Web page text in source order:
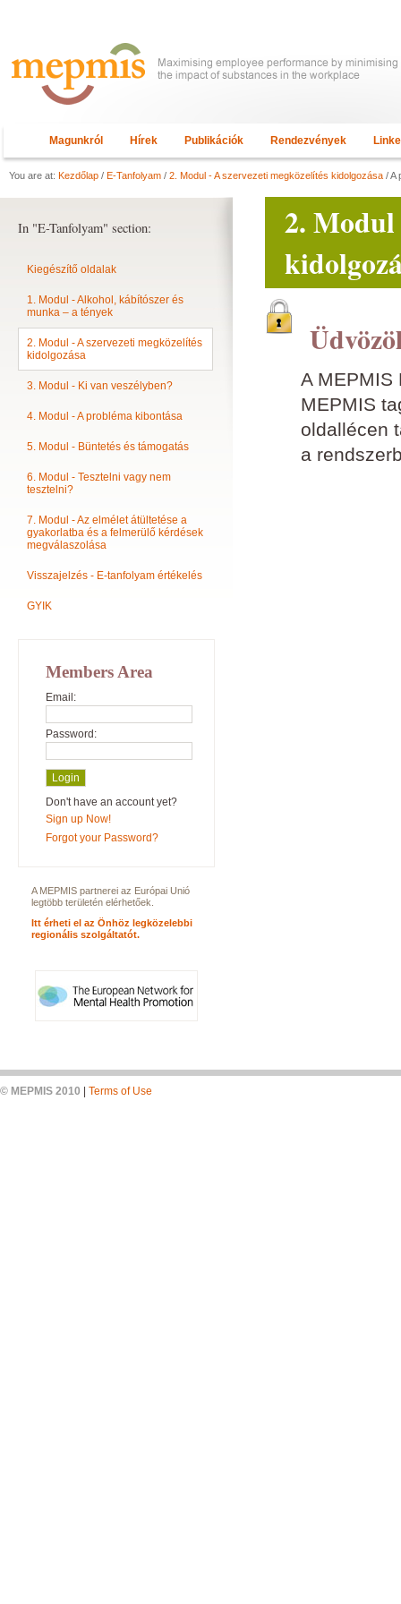
Magunkról Hírek Publikációk Rendezvények
You are at: Kezdőlap / E-Tanfolyam / 2. Modul - A szervezeti megközelítés kidolgozása / A
2. Modul
A MEPMIS
MEPMIS
oldallécen
a
In "E-Tanfolyam" section:
Kiegészítő oldalak
1. Modul - Alkohol, kábítószer és
munka – a tények
2. Modul - A szervezeti megközelítés
kidolgozása
3. Modul - Ki van veszélyben?
4. Modul - A probléma kibontása
5. Modul - Büntetés és támogatás
6. Modul - Tesztelni vagy nem
tesztelni?
7. Modul - Az elmélet átültetése a
gyakorlatba és a felmerülő kérdések
megválaszolása
Visszajelzés - E-tanfolyam értékelés
GYIK
Members Area
Email:
Password:
Don't have an account yet?
Sign up Now!
Forgot your Password?
A MEPMIS partnerei az Európai Unió
legtöbb területén elérhetőek.
Itt érheti el az Önhöz legközelebbi
regionális szolgáltatót.
© MEPMIS 2010 Terms of Use